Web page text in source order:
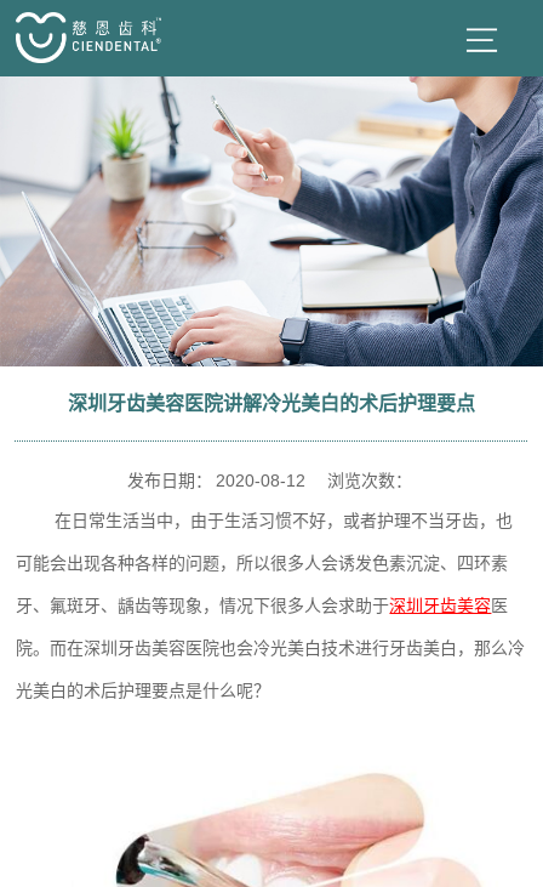
深圳牙齿美容医院讲解冷光美白的术后护理要点
发布日期： 2020-08-12 浏览次数：
在日常生活当中，由于生活习惯不好，或者护理不当牙齿，也
可能会出现各种各样的问题，所以很多人会诱发色素沉淀、四环素
牙、氟斑牙、龋齿等现象，情况下很多人会求助于深圳牙齿美容医
院。而在深圳牙齿美容医院也会冷光美白技术进行牙齿美白，那么冷
光美白的术后护理要点是什么呢？